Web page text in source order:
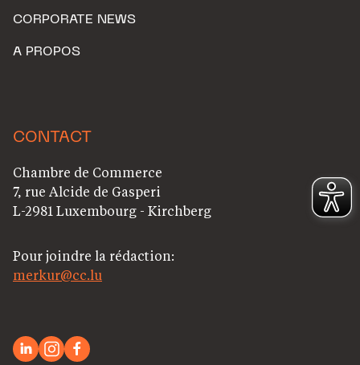
CORPORATE NEWS
A PROPOS
CONTACT
Chambre de Commerce
7, rue Alcide de Gasperi
L-2981 Luxembourg - Kirchberg
Pour joindre la rédaction:
merkur@cc.lu